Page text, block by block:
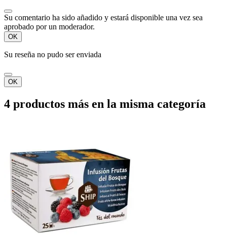
Su comentario ha sido añadido y estará disponible una vez sea
aprobado por un moderador.
OK
Su reseña no pudo ser enviada
OK
4 productos más en la misma categoría